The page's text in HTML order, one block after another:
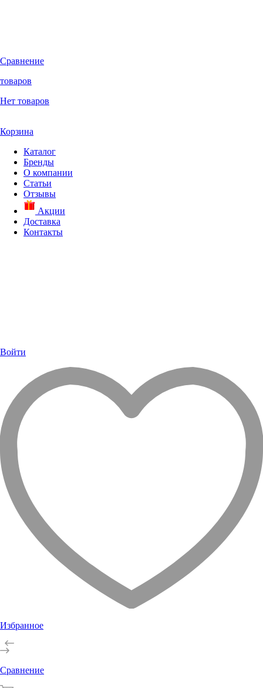
Сравнение
товаров
Нет товаров
Корзина
Каталог
Бренды
О компании
Статьи
Отзывы
Акции
Доставка
Контакты
Войти
Избранное
Сравнение